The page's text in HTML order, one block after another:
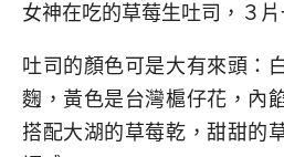
女神在吃的草莓生吐司，３
吐司的顏色可是大有來頭：
麴，黃色是台灣槴仔花，內
搭配大湖的草莓乾，甜甜的